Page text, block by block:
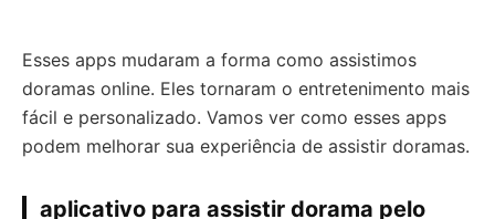
Esses apps mudaram a forma como assistimos
doramas online. Eles tornaram o entretenimento mais
fácil e personalizado. Vamos ver como esses apps
podem melhorar sua experiência de assistir doramas.
aplicativo para assistir dorama pelo